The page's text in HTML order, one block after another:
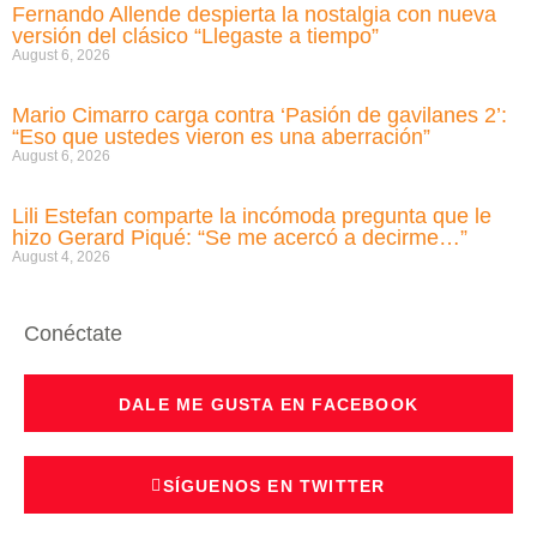
Fernando Allende despierta la nostalgia con nueva
versión del clásico “Llegaste a tiempo”
August 6, 2026
Mario Cimarro carga contra ‘Pasión de gavilanes 2’:
“Eso que ustedes vieron es una aberración”
August 6, 2026
Lili Estefan comparte la incómoda pregunta que le
hizo Gerard Piqué: “Se me acercó a decirme…”
August 4, 2026
Conéctate
DALE ME GUSTA EN FACEBOOK
SÍGUENOS EN TWITTER